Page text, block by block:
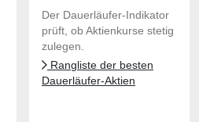
Der Dauerläufer-Indikator
prüft, ob Aktienkurse stetig
zulegen.
Rangliste der besten
Dauerläufer-Aktien